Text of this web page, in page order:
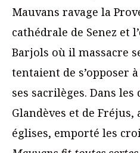
Mauvans ravage la
cathédrale de Senez et
Barjols où il massacre
tentaient de s’opposer
ses sacrilèges. Dans les
Glandèves et de
églises, emporté les